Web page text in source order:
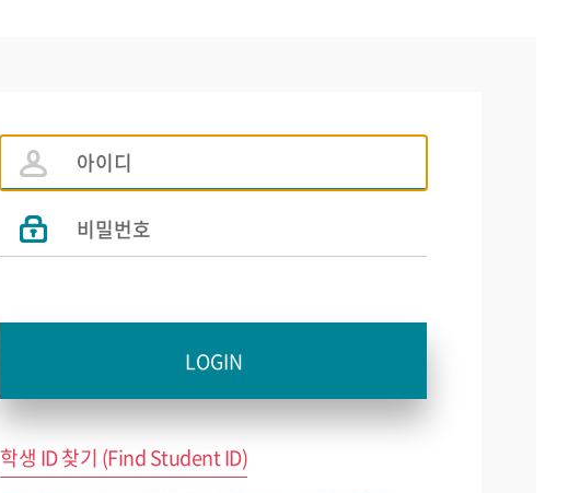
학생 ID 찾기 (Find Student ID)